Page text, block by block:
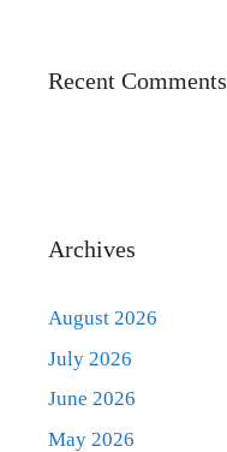
Recent Comments
Archives
August 2026
July 2026
June 2026
May 2026